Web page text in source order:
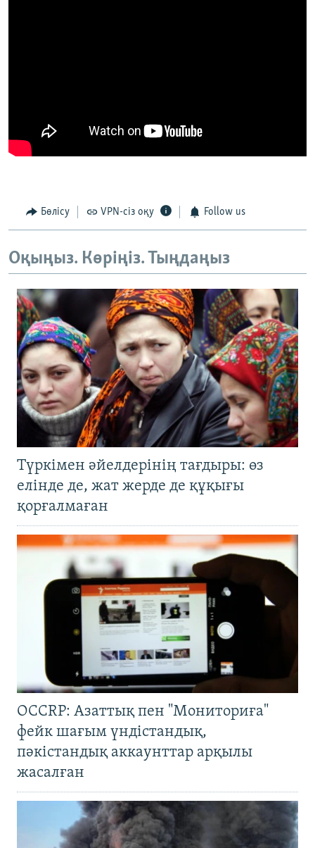
Бөлісу VPN-сіз оқу Follow us
Оқыңыз. Көріңіз. Тыңдаңыз
Түркімен әйелдерінің тағдыры: өз
елінде де, жат жерде де құқығы
қорғалмаған
OCCRP: Азаттық пен "Мониториға"
фейк шағым үндістандық,
пәкістандық аккаунттар арқылы
жасалған